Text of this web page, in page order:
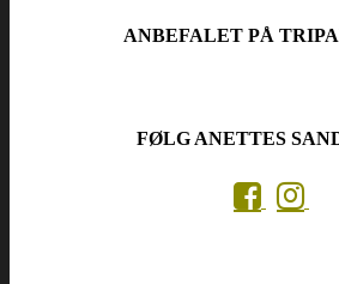
ANBEFALET PÅ
FØLG ANETTES